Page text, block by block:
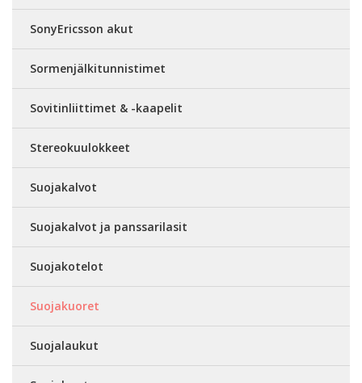
SonyEricsson akut
Sormenjälkitunnistimet
Sovitinliittimet & -kaapelit
Stereokuulokkeet
Suojakalvot
Suojakalvot ja panssarilasit
Suojakotelot
Suojakuoret
Suojalaukut